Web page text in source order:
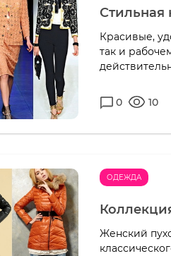
Стильная
Красивые,
так и
0 10
ОДЕЖДА
Женский